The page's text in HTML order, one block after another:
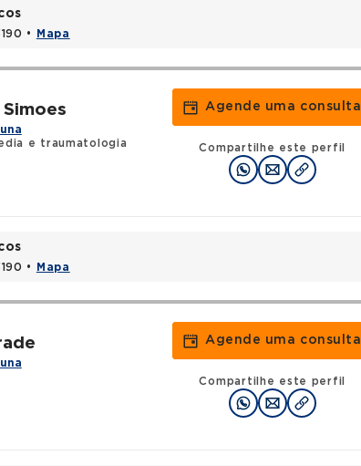
• Mapa
e traumatologia
Agende uma consulta
Compartilhe este perfil
• Mapa
Agende uma consulta
Compartilhe este perfil